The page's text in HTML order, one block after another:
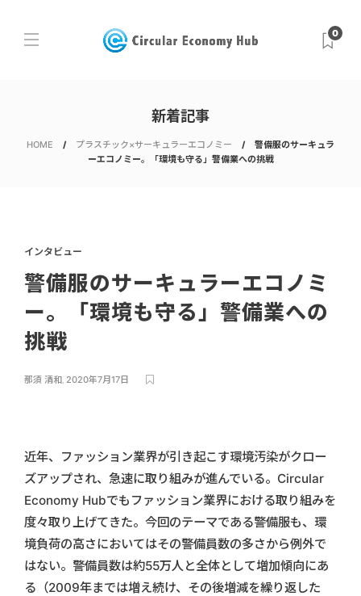
0
新着記事
HOME プラスチック×サーキュラーエコノミー
警備服のサーキュラ
ーエコノミー。「環境も守る」警備業への挑戦
インタビュー
警備服のサーキュラーエコノミ
ー。「環境も守る」警備業への
挑戦
那須 清和, 2020年7月17日
近年、ファッション業界が引き起こす環境汚染がクロー
ズアップされ、急速に取り組みが進んでいる。Circular
Economy Hubでもファッション業界における取り組みを
度々取り上げてきた。今回のテーマである警備服も、環
境負荷の高さにおいてはその警備員数の多さから例外で
はない。警備員数は約55万人と全体として増加傾向にあ
る（2009年までは増え続け、その後増減を繰り返した